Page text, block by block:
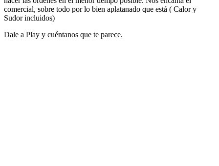
comercial, sobre todo por lo bien aplatanado que está ( Calor y
Sudor incluidos)
Dale a Play y cuéntanos que te parece.